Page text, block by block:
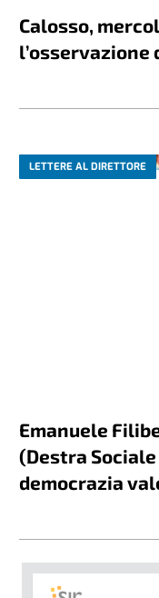
Calosso,
l’osservazione
LETTERE AL DIRETTORE
Emanuele
(Destra
democrazia